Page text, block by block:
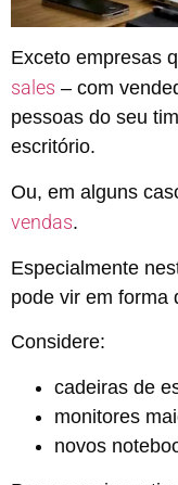
Exceto empresas
sales – com
pessoas do seu
escritório.
Ou, em alguns
vendas.
Especialmente
pode vir em forma
Considere:
cadeiras de
monitores
novos